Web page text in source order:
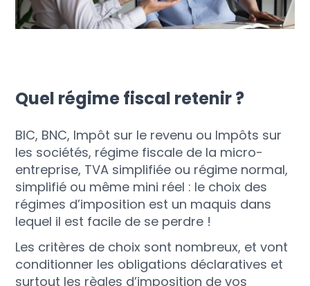
Quel régime fiscal retenir ?
BIC, BNC, Impôt sur le revenu ou Impôts sur
les sociétés, régime fiscale de la micro-
entreprise, TVA simplifiée ou régime normal,
simplifié ou même mini réel : le choix des
régimes d’imposition est un maquis dans
lequel il est facile de se perdre !
Les critères de choix sont nombreux, et vont
conditionner les obligations déclaratives et
surtout les règles d’imposition de vos